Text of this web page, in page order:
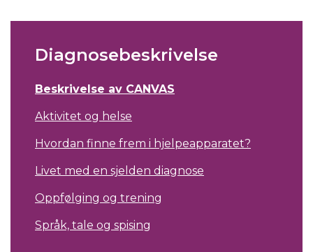
Diagnosebeskrivelse
Beskrivelse av CANVAS
Aktivitet og helse
Hvordan finne frem i hjelpeapparatet?
Livet med en sjelden diagnose
Oppfølging og trening
Språk, tale og spising